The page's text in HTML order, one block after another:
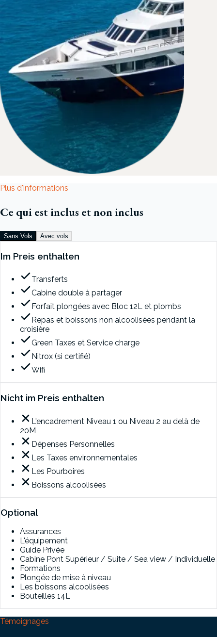
Plus d'informations
Ce qui est inclus et non inclus
Sans Vols Avec vols
Im Preis enthalten
Transferts
Cabine double à partager
Forfait plongées avec Bloc 12L et plombs
Repas et boissons non alcoolisées pendant la
croisière
Green Taxes et Service charge
Nitrox (si certifié)
Wifi
Nicht im Preis enthalten
L'encadrement Niveau 1 ou Niveau 2 au delà de
20M
Dépenses Personnelles
Les Taxes environnementales
Les Pourboires
Boissons alcoolisées
Optional
Assurances
L'équipement
Guide Privée
Cabine Pont Supérieur / Suite / Sea view / Individuelle
Formations
Plongée de mise à niveau
Les boissons alcoolisées
Bouteilles 14L
Témoignages